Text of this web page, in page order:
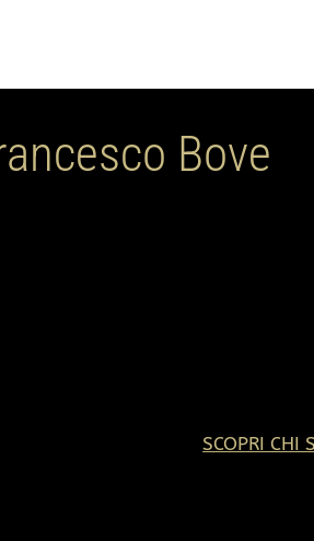
Bove
SCOPRI CHI